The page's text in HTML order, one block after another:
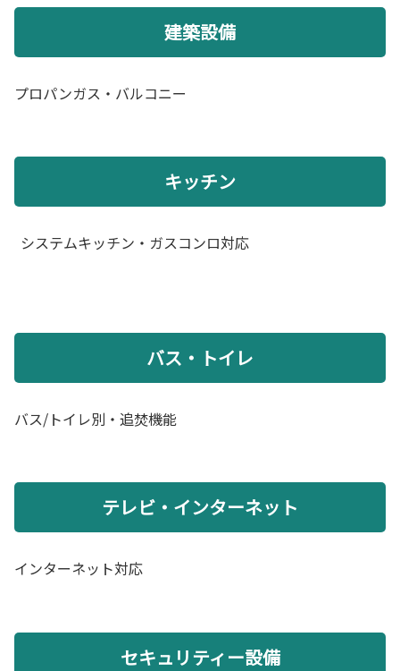
建築設備
プロパンガス・バルコニー
キッチン
システムキッチン・ガスコンロ対応
バス・トイレ
バス/トイレ別・追焚機能
テレビ・インターネット
インターネット対応
セキュリティー設備